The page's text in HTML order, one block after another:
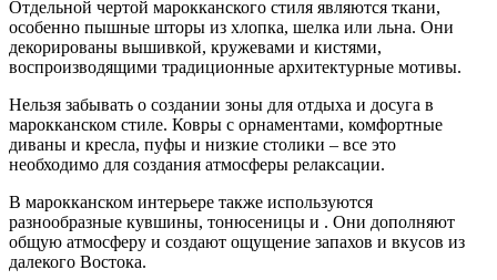
Отдельной чертой марокканского стиля являются ткани,
особенно пышные шторы из хлопка, шелка или льна. Они
декорированы вышивкой, кружевами и кистями,
воспроизводящими традиционные архитектурные мотивы.
Нельзя забывать о создании зоны для отдыха и досуга в
марокканском стиле. Ковры с орнаментами, комфортные
диваны и кресла, пуфы и низкие столики – все это
необходимо для создания атмосферы релаксации.
В марокканском интерьере также используются
разнообразные кувшины, тонюсеницы и . Они дополняют
общую атмосферу и создают ощущение запахов и вкусов из
далекого Востока.